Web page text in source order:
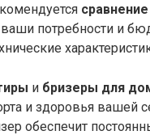
потребности и
и бризеры для
и здоровья вашей
обеспечит